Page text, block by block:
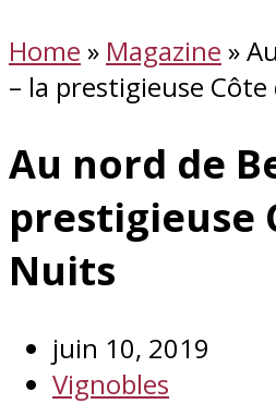
Home » Magazine »
– la prestigieuse
Au nord de
prestigieuse
Nuits
juin 10, 2019
Vignobles